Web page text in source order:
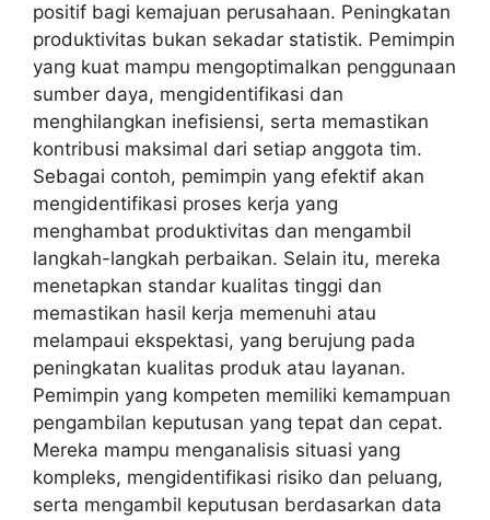
positif bagi kemajuan perusahaan. Peningkatan
produktivitas bukan sekadar statistik. Pemimpin
yang kuat mampu mengoptimalkan penggunaan
sumber daya, mengidentifikasi dan
menghilangkan inefisiensi, serta memastikan
kontribusi maksimal dari setiap anggota tim.
Sebagai contoh, pemimpin yang efektif akan
mengidentifikasi proses kerja yang
menghambat produktivitas dan mengambil
langkah-langkah perbaikan. Selain itu, mereka
menetapkan standar kualitas tinggi dan
memastikan hasil kerja memenuhi atau
melampaui ekspektasi, yang berujung pada
peningkatan kualitas produk atau layanan.
Pemimpin yang kompeten memiliki kemampuan
pengambilan keputusan yang tepat dan cepat.
Mereka mampu menganalisis situasi yang
kompleks, mengidentifikasi risiko dan peluang,
serta mengambil keputusan berdasarkan data